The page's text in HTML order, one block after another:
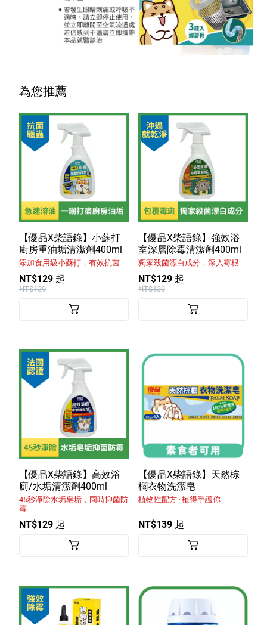
為您推薦
【優品X柴語錄】小蘇打
廚房重油垢清潔劑400ml
添加食用級小蘇打，有效抗菌
NT$129 起
NT$139
【優品X柴語錄】強效浴
室深層除霉清潔劑400ml
獨家殺菌漂白成分，深入霉根
NT$129 起
NT$139
【優品X柴語錄】高效浴
廁/水垢清潔劑400ml
45秒淨除水垢皂垢，同時抑菌防
霉
NT$129 起
【優品X柴語錄】天然棕
櫚衣物洗潔皂
植物性配方 ‧ 植得手護你
NT$139 起